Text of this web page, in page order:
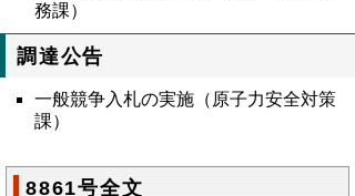
務課）
調達公告
一般競争入札の実施（原子力安全対策
課）
8861号全文